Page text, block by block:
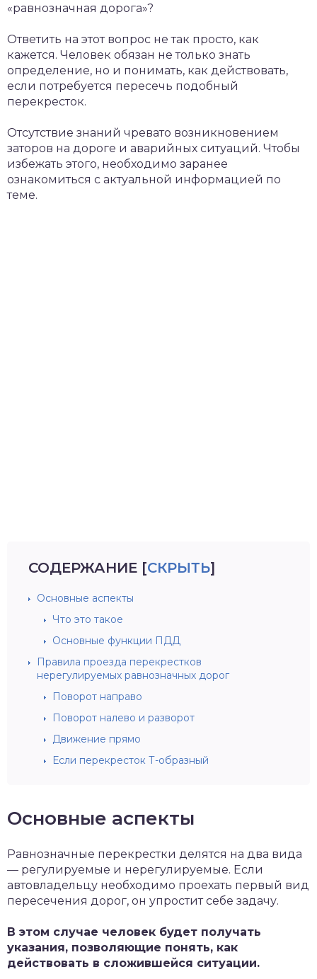
«равнозначная дорога»?
Ответить на этот вопрос не так просто, как
кажется. Человек обязан не только знать
определение, но и понимать, как действовать,
если потребуется пересечь подобный
перекресток.
Отсутствие знаний чревато возникновением
заторов на дороге и аварийных ситуаций. Чтобы
избежать этого, необходимо заранее
ознакомиться с актуальной информацией по
теме.
СОДЕРЖАНИЕ [СКРЫТЬ]
Основные аспекты
Что это такое
Основные функции ПДД
Правила проезда перекрестков
нерегулируемых равнозначных дорог
Поворот направо
Поворот налево и разворот
Движение прямо
Если перекресток Т-образный
Основные аспекты
Равнозначные перекрестки делятся на два вида
— регулируемые и нерегулируемые. Если
автовладельцу необходимо проехать первый вид
пересечения дорог, он упростит себе задачу.
В этом случае человек будет получать
указания, позволяющие понять, как
действовать в сложившейся ситуации.